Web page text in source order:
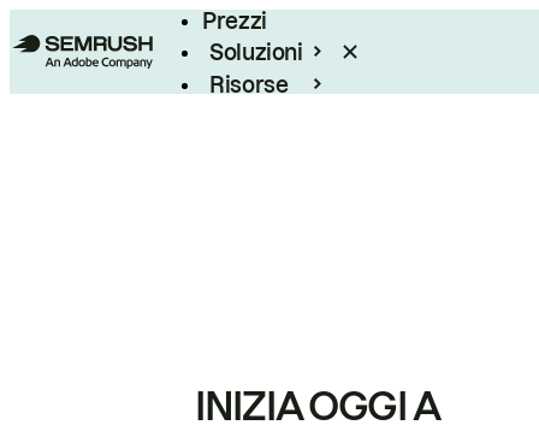
Prezzi
Soluzioni
Risorse
INIZIA OGGI A